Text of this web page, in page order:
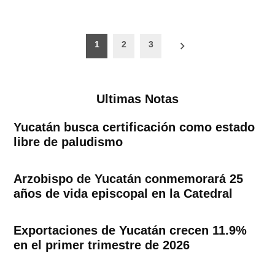
1 2 3
Ultimas Notas
Yucatán busca certificación como estado
libre de paludismo
Arzobispo de Yucatán conmemorará 25
años de vida episcopal en la Catedral
Exportaciones de Yucatán crecen 11.9%
en el primer trimestre de 2026